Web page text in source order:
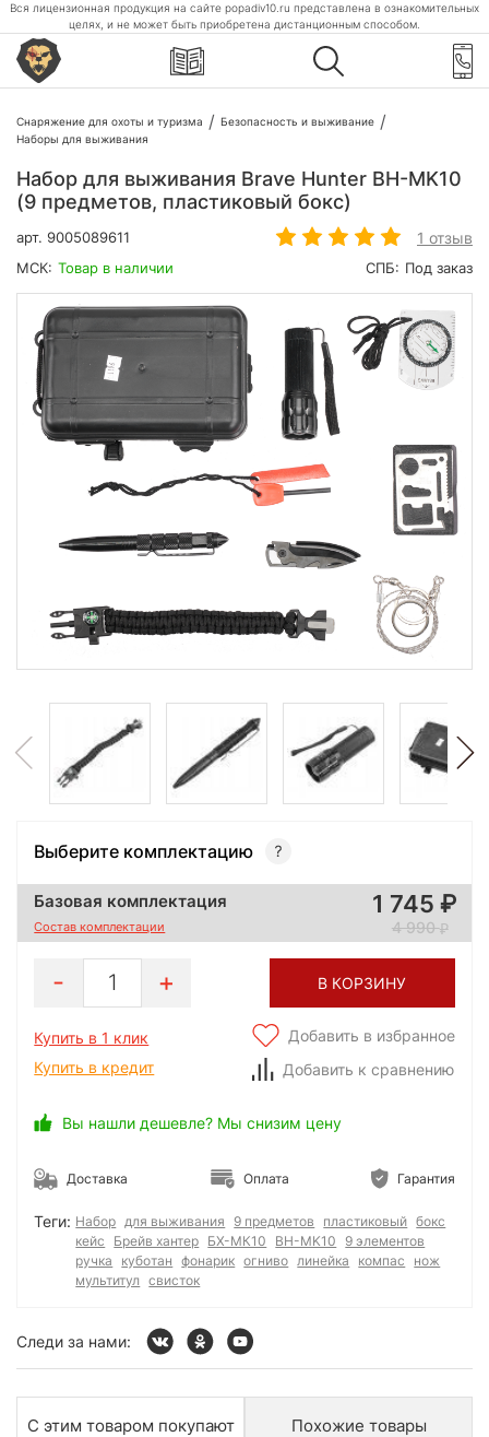
Вся лицензионная продукция на сайте popadiv10.ru представлена в ознакомительных
целях, и не может быть приобретена дистанционным способом.
Снаряжение для охоты и туризма
Безопасность и выживание
Наборы для выживания
Набор для выживания Brave Hunter BH-MK10
(9 предметов, пластиковый бокс)
арт. 9005089611 1 отзыв
МСК: Товар в наличии СПБ: Под заказ
Выберите комплектацию
Базовая комплектация
Состав комплектации
1 745
4 990
1 В КОРЗИНУ
Купить в 1 клик
Купить в кредит
Добавить в избранное
Добавить к сравнению
Вы нашли дешевле? Мы снизим цену
Доставка Оплата Гарантия
Теги: Набор для выживания 9 предметов пластиковый бокс
кейс
Брейв хантер БХ-МК10 BH-MK10
9 элементов
ручка
куботан фонарик огниво линейка компас
нож
мультитул
свисток
Следи за нами:
С этим товаром покупают Похожие товары